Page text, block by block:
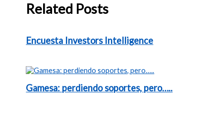
Related Posts
Encuesta Investors Intelligence
Gamesa: perdiendo soportes, pero…..